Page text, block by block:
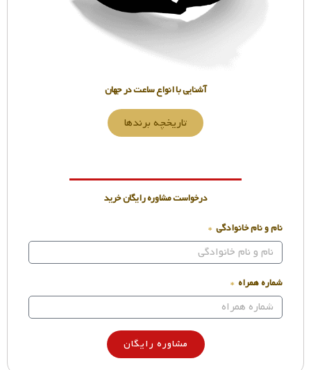
آشنایی با انواع ساعت در جهان
تاریخچه برندها
درخواست مشاوره رایگان خرید
نام و نام خانوادگی
شماره همراه
مشاوره رایگان